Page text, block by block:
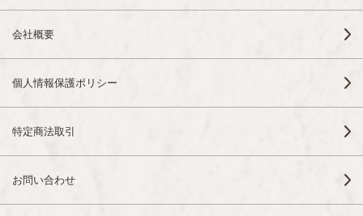
会社概要
個人情報保護ポリシー
特定商法取引
お問い合わせ